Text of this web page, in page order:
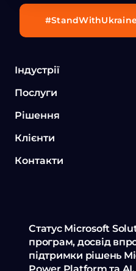
Індустрії
Послуги
Рішення
Клієнти
Контакти
Статус Microsoft
програм, досвід
підтримки рішень
Power Platform та AI.